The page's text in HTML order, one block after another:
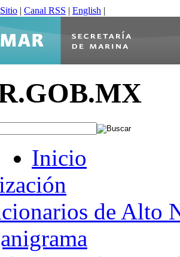
| Canal RSS | English |
Inicio
de Alto